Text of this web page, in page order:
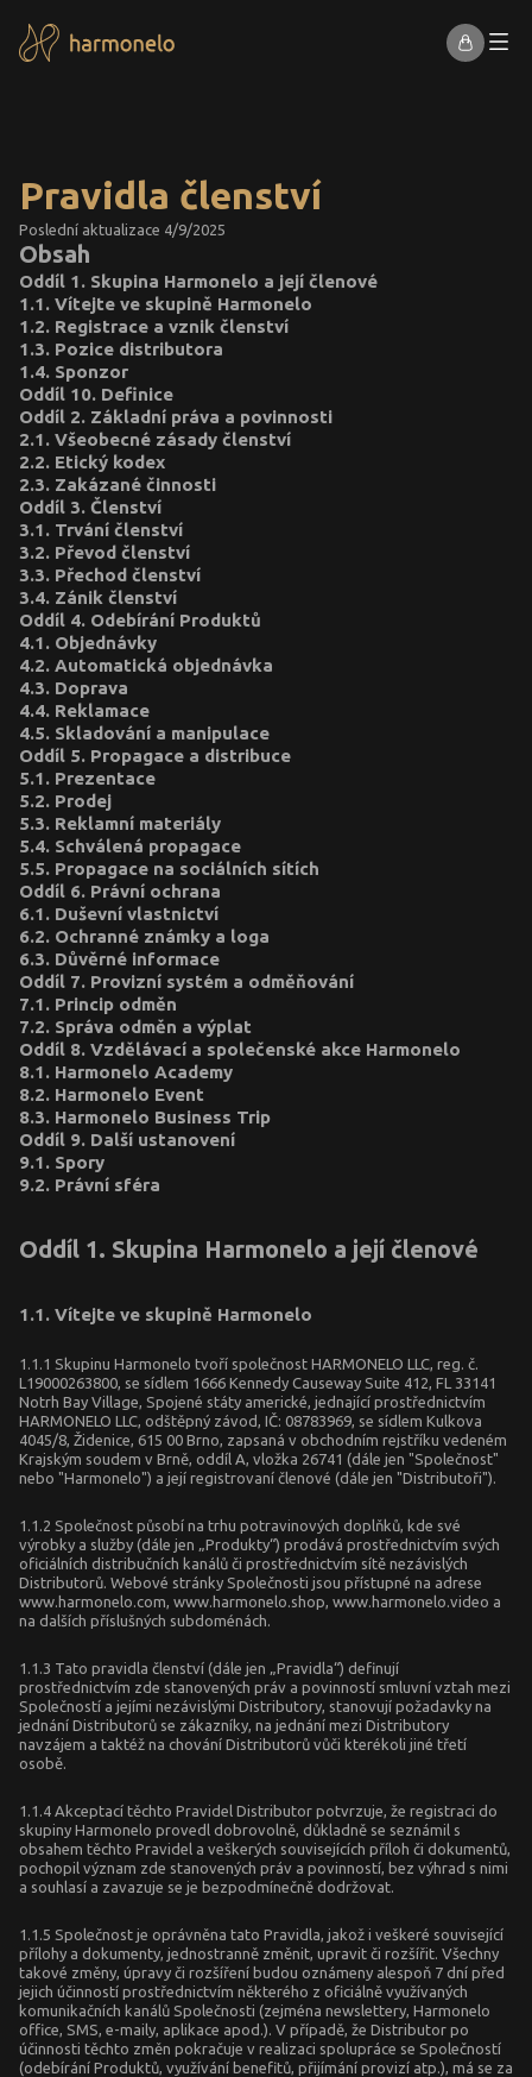
Pravidla členství
Poslední aktualizace 4/9/2025
Obsah
Oddíl 1. Skupina Harmonelo a její členové
1.1. Vítejte ve skupině Harmonelo
1.2. Registrace a vznik členství
1.3. Pozice distributora
1.4. Sponzor
Oddíl 10. Definice
Oddíl 2. Základní práva a povinnosti
2.1. Všeobecné zásady členství
2.2. Etický kodex
2.3. Zakázané činnosti
Oddíl 3. Členství
3.1. Trvání členství
3.2. Převod členství
3.3. Přechod členství
3.4. Zánik členství
Oddíl 4. Odebírání Produktů
4.1. Objednávky
4.2. Automatická objednávka
4.3. Doprava
4.4. Reklamace
4.5. Skladování a manipulace
Oddíl 5. Propagace a distribuce
5.1. Prezentace
5.2. Prodej
5.3. Reklamní materiály
5.4. Schválená propagace
5.5. Propagace na sociálních sítích
Oddíl 6. Právní ochrana
6.1. Duševní vlastnictví
6.2. Ochranné známky a loga
6.3. Důvěrné informace
Oddíl 7. Provizní systém a odměňování
7.1. Princip odměn
7.2. Správa odměn a výplat
Oddíl 8. Vzdělávací a společenské akce Harmonelo
8.1. Harmonelo Academy
8.2. Harmonelo Event
8.3. Harmonelo Business Trip
Oddíl 9. Další ustanovení
9.1. Spory
9.2. Právní sféra
Oddíl 1. Skupina Harmonelo a její členové
1.1. Vítejte ve skupině Harmonelo
1.1.1 Skupinu Harmonelo tvoří společnost HARMONELO LLC, reg. č.
L19000263800, se sídlem 1666 Kennedy Causeway Suite 412, FL 33141
Notrh Bay Village, Spojené státy americké, jednající prostřednictvím
HARMONELO LLC, odštěpný závod, IČ: 08783969, se sídlem Kulkova
4045/8, Židenice, 615 00 Brno, zapsaná v obchodním rejstříku vedeném
Krajským soudem v Brně, oddíl A, vložka 26741 (dále jen "Společnost"
nebo "Harmonelo") a její registrovaní členové (dále jen "Distributoři").
1.1.2 Společnost působí na trhu potravinových doplňků, kde své
výrobky a služby (dále jen „Produkty“) prodává prostřednictvím svých
oficiálních distribučních kanálů či prostřednictvím sítě nezávislých
Distributorů. Webové stránky Společnosti jsou přístupné na adrese
www.harmonelo.com, www.harmonelo.shop, www.harmonelo.video a
na dalších příslušných subdoménách.
1.1.3 Tato pravidla členství (dále jen „Pravidla“) definují
prostřednictvím zde stanovených práv a povinností smluvní vztah mezi
Společností a jejími nezávislými Distributory, stanovují požadavky na
jednání Distributorů se zákazníky, na jednání mezi Distributory
navzájem a taktéž na chování Distributorů vůči kterékoli jiné třetí
osobě.
1.1.4 Akceptací těchto Pravidel Distributor potvrzuje, že registraci do
skupiny Harmonelo provedl dobrovolně, důkladně se seznámil s
obsahem těchto Pravidel a veškerých souvisejících příloh či dokumentů,
pochopil význam zde stanovených práv a povinností, bez výhrad s nimi
a souhlasí a zavazuje se je bezpodmínečně dodržovat.
1.1.5 Společnost je oprávněna tato Pravidla, jakož i veškeré související
přílohy a dokumenty, jednostranně změnit, upravit či rozšířit. Všechny
takové změny, úpravy či rozšíření budou oznámeny alespoň 7 dní před
jejich účinností prostřednictvím některého z oficiálně využívaných
komunikačních kanálů Společnosti (zejména newslettery, Harmonelo
office, SMS, e-maily, aplikace apod.). V případě, že Distributor po
účinnosti těchto změn pokračuje v realizaci spolupráce se Společností
(odebírání Produktů, využívání benefitů, přijímání provizí atp.), má se za